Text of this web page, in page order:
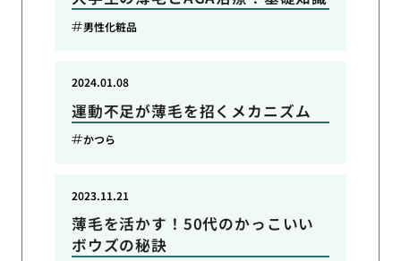
男性化粧品
運動不足が薄毛を招くメカニズム
2024.01.08
かつら
薄毛を活かす！50代のかっこいい
ボウズの秘訣
2023.11.21